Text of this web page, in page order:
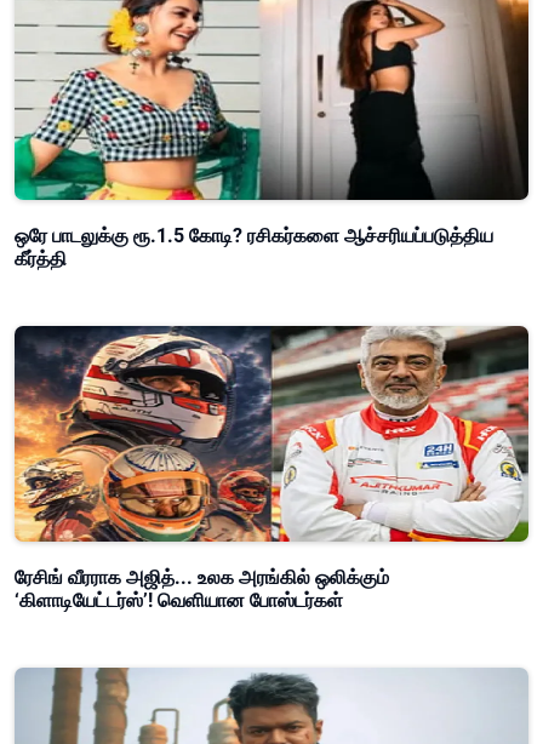
ஒரே பாடலுக்கு ரூ.1.5 கோடி? ரசிகர்களை ஆச்சரியப்படுத்திய
கீர்த்தி
ரேசிங் வீரராக அஜித்... உலக அரங்கில் ஒலிக்கும்
‘கிளாடியேட்டர்ஸ்’! வெளியான போஸ்டர்கள்